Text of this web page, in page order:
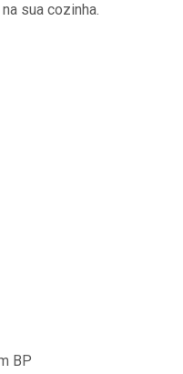
sua cozinha.
BP